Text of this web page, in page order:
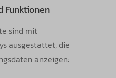
Funktionen
sind mit
ausgestattet, die
anzeigen: